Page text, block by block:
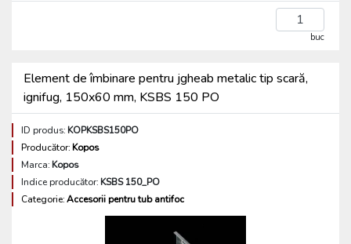
buc
Element de îmbinare pentru jgheab metalic tip scară,
ignifug, 150x60 mm, KSBS 150 PO
ID produs:KOPKSBS150PO
Producător:Kopos
Marca:Kopos
Indice producător:KSBS 150_PO
Categorie:Accesorii pentru tub antifoc